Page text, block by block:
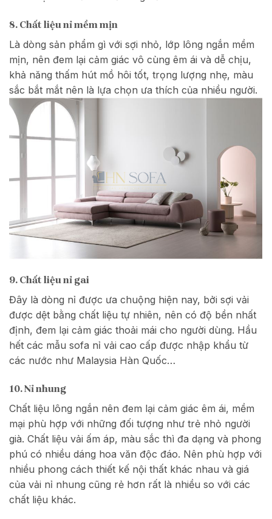
8. Chất liệu nỉ mềm mịn
Là dòng sản phẩm gì với sợi nhỏ, lớp lông ngắn mềm
mịn, nên đem lại cảm giác vô cùng êm ái và dễ chịu,
khả năng thấm hút mồ hôi tốt, trọng lượng nhẹ, màu
sắc bắt mắt nên là lựa chọn ưa thích của nhiều người.
9. Chất liệu nỉ gai
Đây là dòng nỉ được ưa chuộng hiện nay, bởi sợi vải
được dệt bằng chất liệu tự nhiên, nên có độ bền nhất
định, đem lại cảm giác thoải mái cho người dùng. Hầu
hết các mẫu sofa nỉ vải cao cấp được nhập khẩu từ
các nước như Malaysia Hàn Quốc…
10. Nỉ nhung
Chất liệu lông ngắn nên đem lại cảm giác êm ái, mềm
mại phù hợp với những đối tượng như trẻ nhỏ người
già. Chất liệu vải ấm áp, màu sắc thì đa dạng và phong
phú có nhiều dáng hoa văn độc đáo. Nên phù hợp với
nhiều phong cách thiết kế nội thất khác nhau và giá
của vải nỉ nhung cũng rẻ hơn rất là nhiều so với các
chất liệu khác.